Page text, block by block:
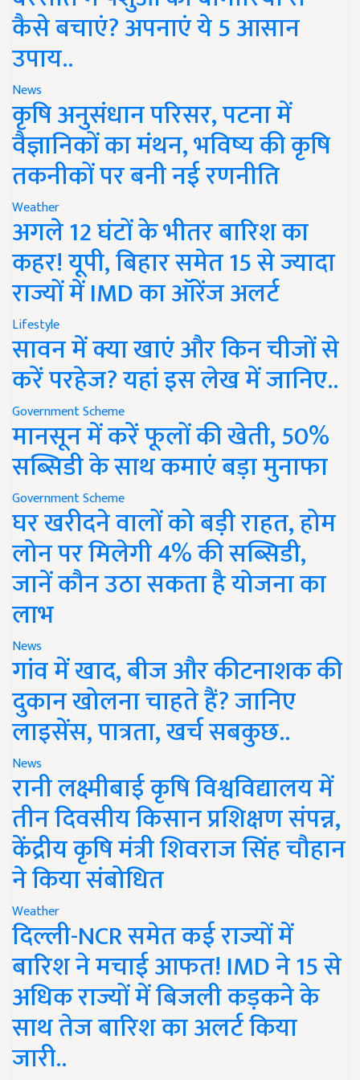
कैसे बचाएं? अपनाएं ये 5 आसान
उपाय..
News
कृषि अनुसंधान परिसर, पटना में
वैज्ञानिकों का मंथन, भविष्य की कृषि
तकनीकों पर बनी नई रणनीति
Weather
अगले 12 घंटों के भीतर बारिश का
कहर! यूपी, बिहार समेत 15 से ज्यादा
राज्यों में IMD का ऑरेंज अलर्ट
Lifestyle
सावन में क्या खाएं और किन चीजों से
करें परहेज? यहां इस लेख में जानिए..
Government Scheme
मानसून में करें फूलों की खेती, 50%
सब्सिडी के साथ कमाएं बड़ा मुनाफा
Government Scheme
घर खरीदने वालों को बड़ी राहत, होम
लोन पर मिलेगी 4% की सब्सिडी,
जानें कौन उठा सकता है योजना का
लाभ
News
गांव में खाद, बीज और कीटनाशक की
दुकान खोलना चाहते हैं? जानिए
लाइसेंस, पात्रता, खर्च सबकुछ..
News
रानी लक्ष्मीबाई कृषि विश्वविद्यालय में
तीन दिवसीय किसान प्रशिक्षण संपन्न,
केंद्रीय कृषि मंत्री शिवराज सिंह चौहान
ने किया संबोधित
Weather
दिल्ली-NCR समेत कई राज्यों में
बारिश ने मचाई आफत! IMD ने 15 से
अधिक राज्यों में बिजली कड़कने के
साथ तेज बारिश का अलर्ट किया
जारी..